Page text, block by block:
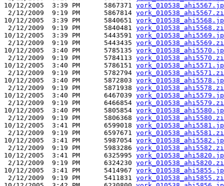
10/12/2005  3:39 PM      5867371
2/12/2009  9:19 PM      5867814
10/12/2005  3:39 PM      5840651
2/12/2009  9:19 PM      5840481
10/12/2005  3:39 PM      5443591
2/12/2009  9:19 PM      5443435
10/12/2005  3:40 PM      5785135
2/12/2009  9:19 PM      5784113
10/12/2005  3:40 PM      5786151
2/12/2009  9:19 PM      5782794
10/12/2005  3:40 PM      5872803
2/12/2009  9:19 PM      5871938
10/12/2005  3:40 PM      6467039
2/12/2009  9:19 PM      6466854
10/12/2005  3:40 PM      5805854
2/12/2009  9:19 PM      5806368
10/12/2005  3:41 PM      6599018
2/12/2009  9:19 PM      6597671
10/12/2005  3:41 PM      5987054
2/12/2009  9:19 PM      5983286
10/12/2005  3:41 PM      6325995
2/12/2009  9:19 PM      6324230
10/12/2005  3:41 PM      5414967
2/12/2009  9:19 PM      5411831